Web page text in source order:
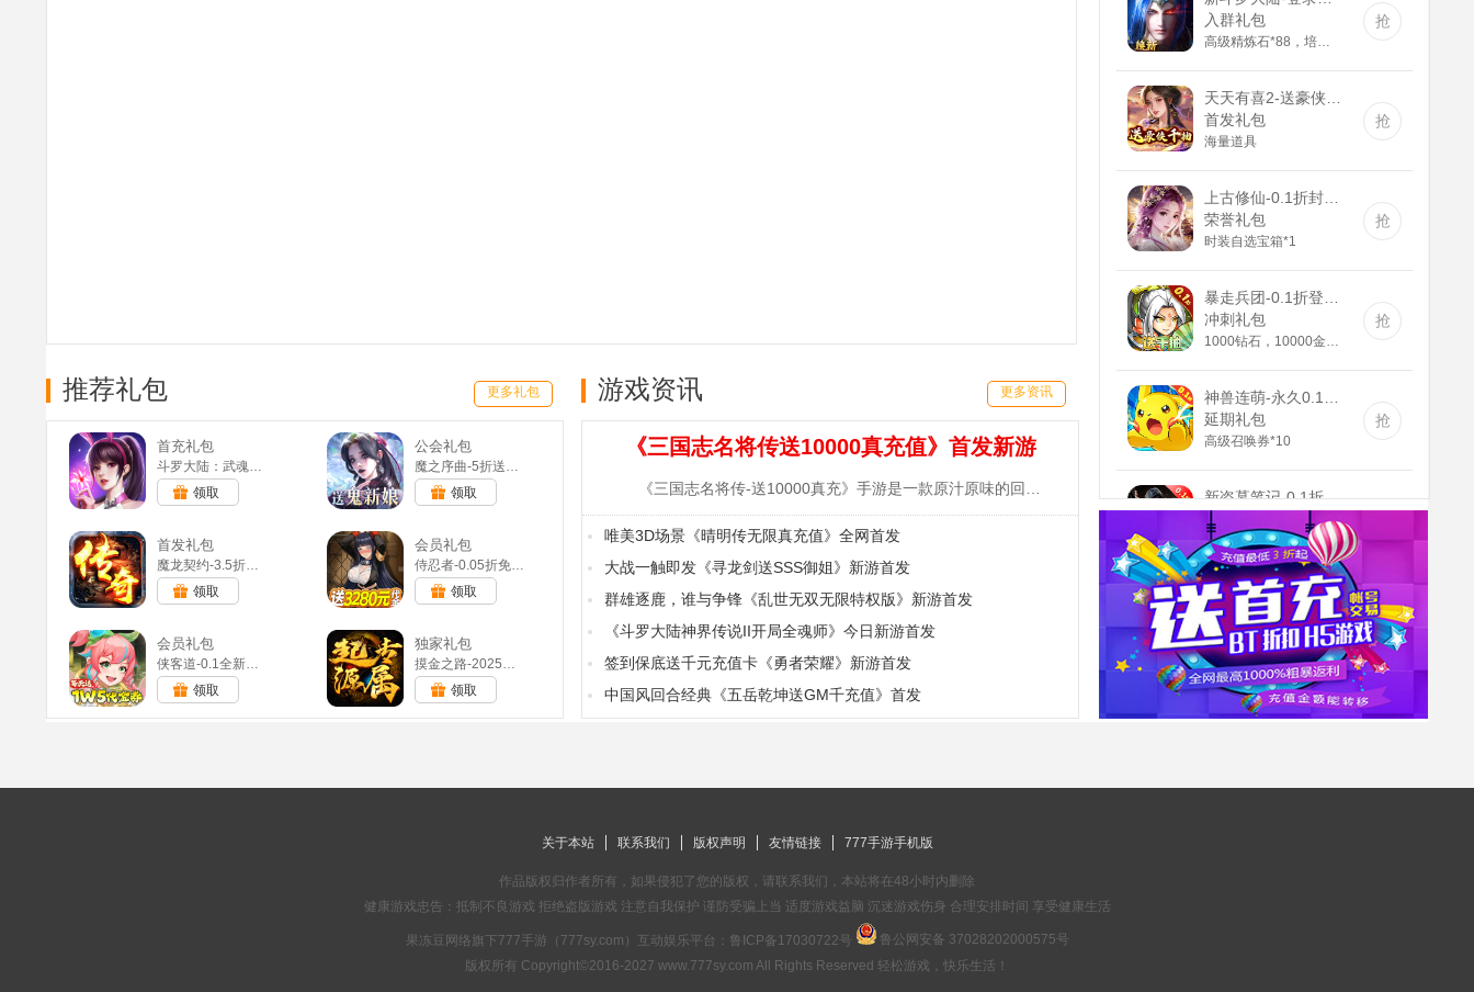
推荐礼包 更多礼包
首充礼包
斗罗大陆：武魂觉醒(满v)
领取
公会礼包
魔之序曲-5折送鬼新娘(满v)
领取
首发礼包
魔龙契约-3.5折福利传奇(满v)
领取
会员礼包
侍忍者-0.05折免费版(满v)
领取
会员礼包
侠客道-0.1全新混沌免费版(满v)
领取
独家礼包
摸金之路-2025新年起源专属(无VIP)
领取
游戏资讯 更多资讯
《三国志名将传送10000真充值》首发新游
唯美3D场景《晴明传无限真充值》全网首发
大战一触即发《寻龙剑送SSS御姐》新游首发
群雄逐鹿，谁与争锋《乱世无双无限特权版》新游首发
《斗罗大陆神界传说II开局全魂师》今日新游首发
签到保底送千元充值卡《勇者荣耀》新游首发
中国风回合经典《五岳乾坤送GM千充值》首发
入群礼包
抢
首发礼包
海量道具
抢
荣誉礼包
时装自选宝箱*1
抢
冲刺礼包
抢
延期礼包
高级召唤券*10
抢
豪华礼包
高级经验丹*1、高级体质药水*1、小精力药丸*5、橙磨石*10
抢
关于本站 联系我们 版权声明 友情链接 777手游手机版
作品版权归作者所有，如果侵犯了您的版权，请联系我们，本站将在48小时内删除
健康游戏忠告：抵制不良游戏 拒绝盗版游戏 注意自我保护 谨防受骗上当 适度游戏益脑 沉迷游戏伤身 合理安排时间 享受健康生活
果冻豆网络旗下777手游（777sy.com）互动娱乐平台： 鲁ICP备17030722号
鲁公网安备 37028202000575号
版权所有 Copyright©2016-2027 www.777sy.com All Rights Reserved 轻松游戏，快乐生活！